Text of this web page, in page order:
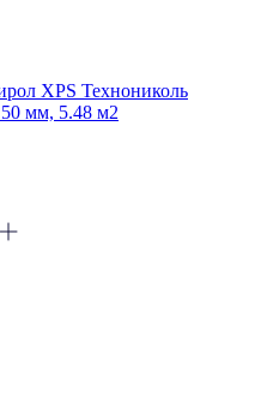
XPS Технониколь
мм, 5.48 м2